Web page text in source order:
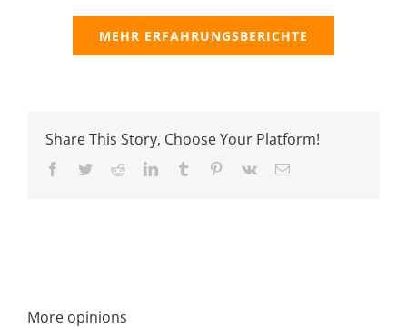
MEHR ERFAHRUNGSBERICHTE
Share This Story, Choose Your Platform!
Facebook
TwitterRedditLinkedInTumblr Pinterest
Vk Email
More opinions